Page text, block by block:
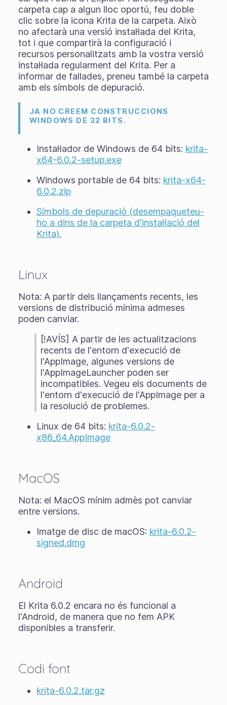
carpeta cap a algun lloc oportú, feu doble
clic sobre la icona Krita de la carpeta. Això
no afectarà una versió instal·lada del Krita,
tot i que compartirà la configuració i
recursos personalitzats amb la vostra versió
instal·lada regularment del Krita. Per a
informar de fallades, preneu també la carpeta
amb els símbols de depuració.
JA NO CREEM CONSTRUCCIONS
WINDOWS DE 32 BITS.
Instal·lador de Windows de 64 bits: krita-
x64-6.0.2-setup.exe
Windows portable de 64 bits: krita-x64-
6.0.2.zip
Símbols de depuració (desempaqueteu-
ho a dins de la carpeta d'instal·lació del
Krita).
Linux
Nota: A partir dels llançaments recents, les
versions de distribució mínima admeses
poden canviar.
[!AVÍS] A partir de les actualitzacions
recents de l'entorn d'execució de
l'AppImage, algunes versions de
l'AppImageLauncher poden ser
incompatibles. Vegeu els documents de
l'entorn d'execució de l'AppImage per a
la resolució de problemes.
Linux de 64 bits: krita-6.0.2-
x86_64.AppImage
MacOS
Nota: el MacOS mínim admès pot canviar
entre versions.
Imatge de disc de macOS: krita-6.0.2-
signed.dmg
Android
El Krita 6.0.2 encara no és funcional a
l'Android, de manera que no fem APK
disponibles a transferir.
Codi font
krita-6.0.2.tar.gz